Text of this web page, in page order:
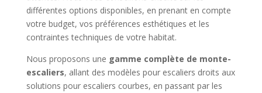
différentes options disponibles, en prenant en compte
votre budget, vos préférences esthétiques et les
contraintes techniques de votre habitat.
Nous proposons une gamme complète de monte-
escaliers, allant des modèles pour escaliers droits aux
solutions pour escaliers courbes, en passant par les